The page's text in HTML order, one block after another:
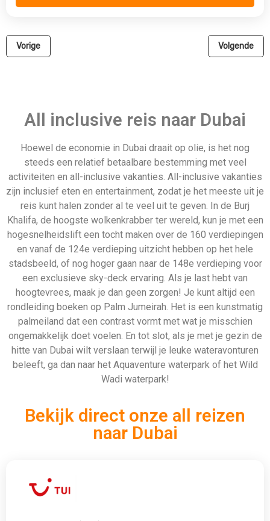
hogesnelheidslift een tocht maken over de 160 verdiepingen
stadsbeeld, of nog hoger gaan naar de 148e verdieping voor
een exclusieve sky-deck ervaring. Als je last hebt van
hitte van Dubai wilt verslaan terwijl je leuke wateravonturen
Wadi waterpark!
Bekijk direct onze all reizen
naar Dubai
324 Aanbiedingen
Bekijken
912 Aanbiedingen